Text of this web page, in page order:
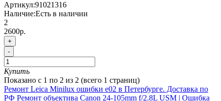
Артикул:91021316
Наличие:Есть в наличии
2
2600р.
+
-
Купить
Показано с 1 по 2 из 2 (всего 1 страниц)
Ремонт Leica Minilux ошибки e02 в Петербурге. Доставка по
РФ Ремонт объектива Canon 24-105mm f/2.8L USM | Ошибка